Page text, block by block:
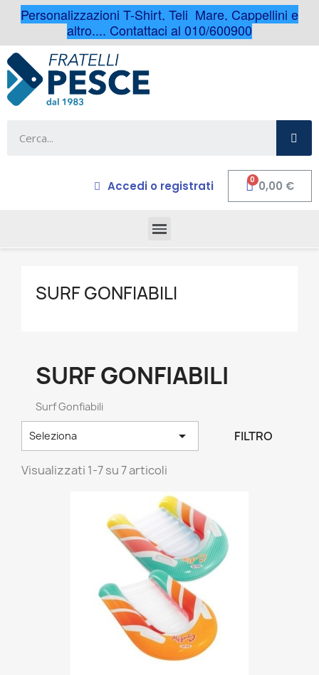
Personalizzazioni T-Shirt, Teli Mare, Cappellini e
altro.... Contattaci al 010/600900
Accedi o registrati 0,00 €
SURF GONFIABILI
SURF GONFIABILI
Surf Gonfiabili
Seleziona  FILTRO
Visualizzati 1-7 su 7 articoli